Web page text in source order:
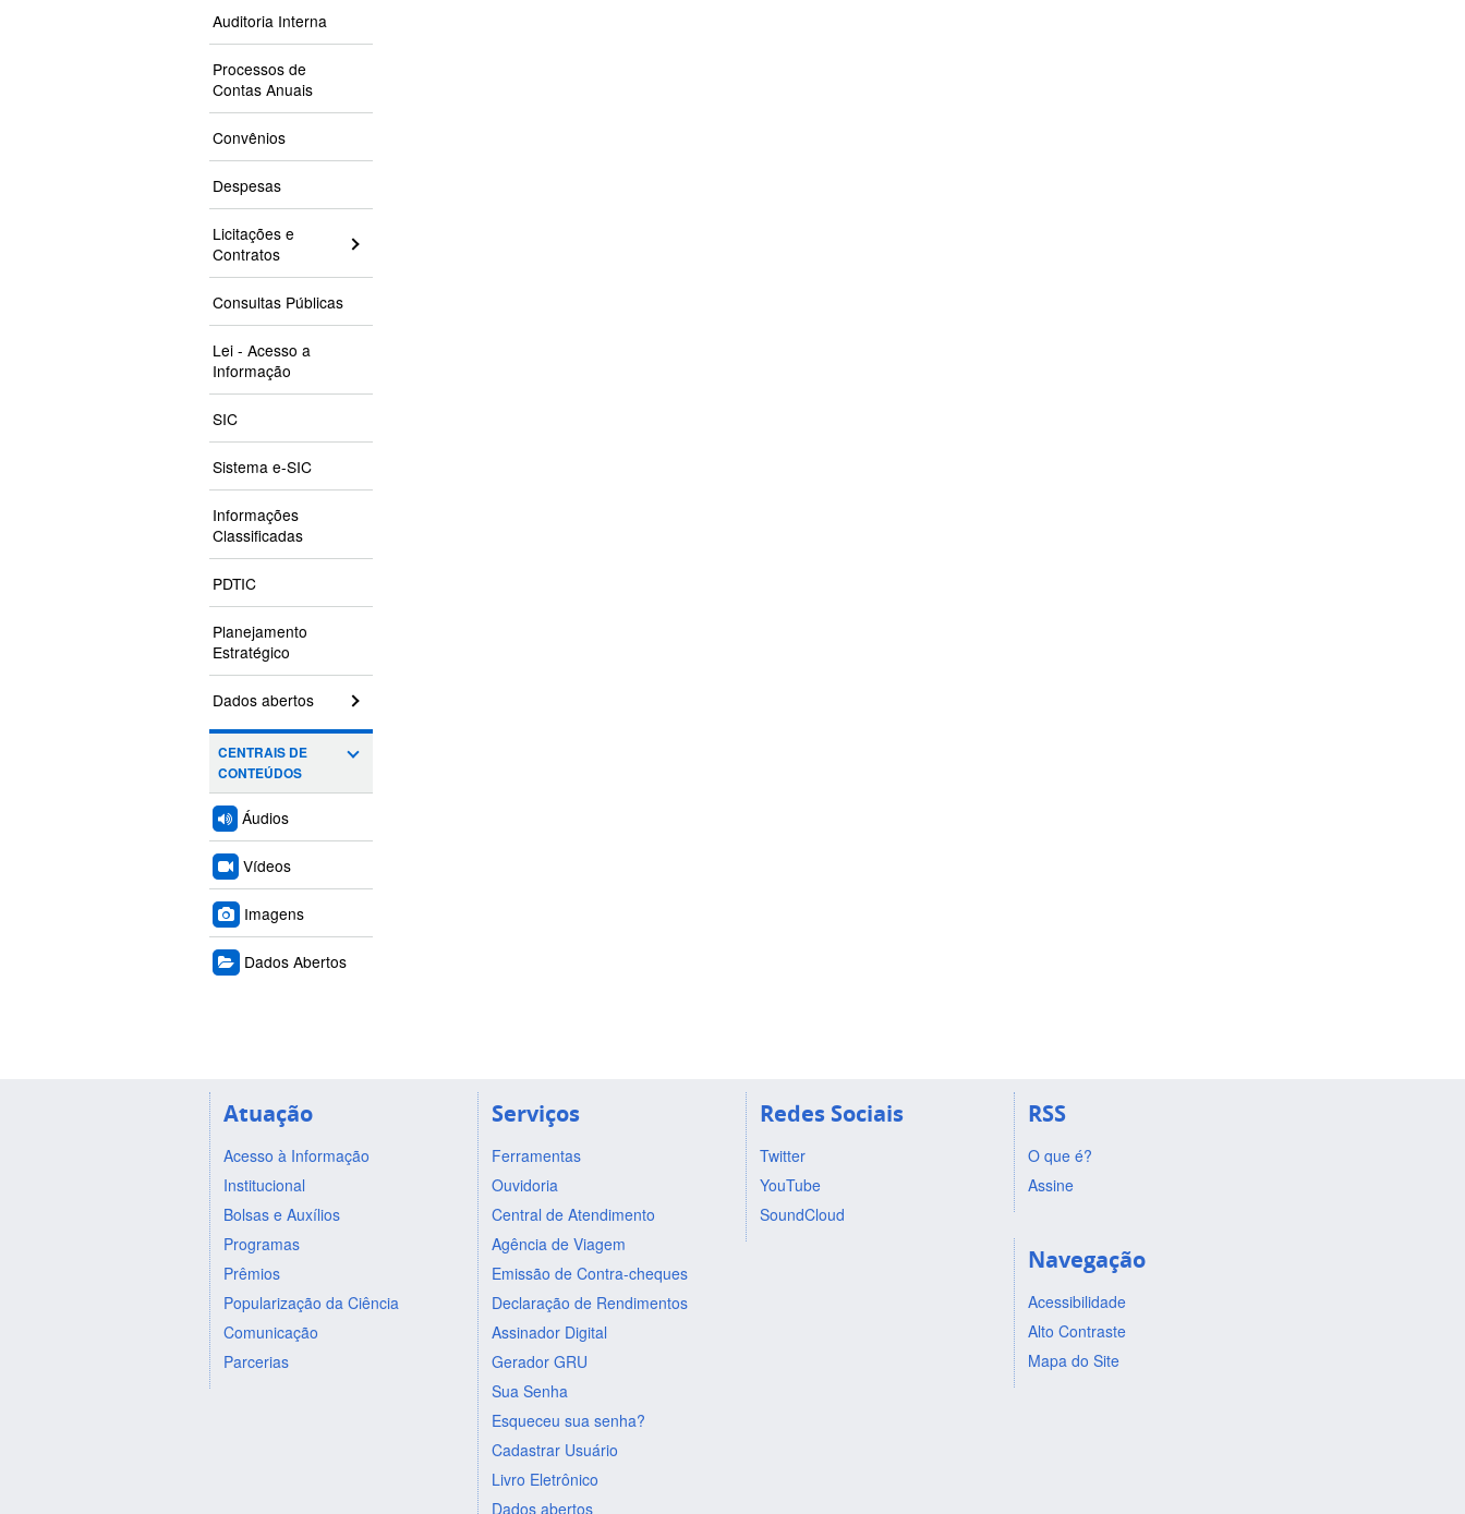
Auditoria Interna
Processos de
Contas Anuais
Convênios
Despesas
Licitações e
Contratos
Consultas Públicas
Lei - Acesso a
Informação
SIC
Sistema e-SIC
Informações
Classificadas
PDTIC
Planejamento
Estratégico
Dados abertos
CENTRAIS DE
CONTEÚDOS
Áudios
Vídeos
Imagens
Dados Abertos
Atuação
Acesso à Informação
Institucional
Bolsas e Auxílios
Programas
Prêmios
Popularização da Ciência
Comunicação
Parcerias
Serviços
Ferramentas
Ouvidoria
Central de Atendimento
Agência de Viagem
Emissão de Contra-cheques
Declaração de Rendimentos
Assinador Digital
Gerador GRU
Sua Senha
Esqueceu sua senha?
Cadastrar Usuário
Livro Eletrônico
Dados abertos
Redes Sociais
Twitter
YouTube
SoundCloud
RSS
O que é?
Assine
Navegação
Acessibilidade
Alto Contraste
Mapa do Site